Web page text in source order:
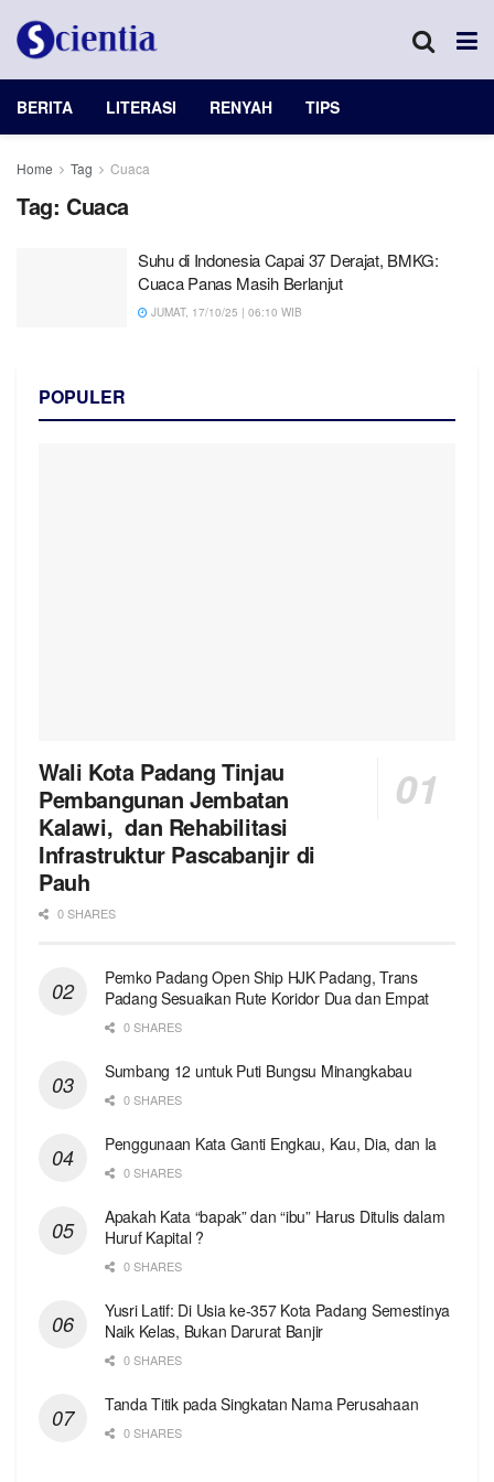
BERITA LITERASI RENYAH TIPS
Home Tag Cuaca
Tag: Cuaca
Suhu di Indonesia Capai 37 Derajat, BMKG:
Cuaca Panas Masih Berlanjut
JUMAT, 17/10/25 | 06:10 WIB
POPULER
Wali Kota Padang Tinjau
Pembangunan Jembatan
Kalawi, dan Rehabilitasi
Infrastruktur Pascabanjir di
Pauh
0 SHARES
Pemko Padang Open Ship HJK Padang, Trans
Padang Sesuaikan Rute Koridor Dua dan Empat
0 SHARES
Sumbang 12 untuk Puti Bungsu Minangkabau
0 SHARES
Penggunaan Kata Ganti Engkau, Kau, Dia, dan Ia
0 SHARES
Apakah Kata “bapak” dan “ibu” Harus Ditulis dalam
Huruf Kapital ?
0 SHARES
Yusri Latif: Di Usia ke-357 Kota Padang Semestinya
Naik Kelas, Bukan Darurat Banjir
0 SHARES
Tanda Titik pada Singkatan Nama Perusahaan
0 SHARES